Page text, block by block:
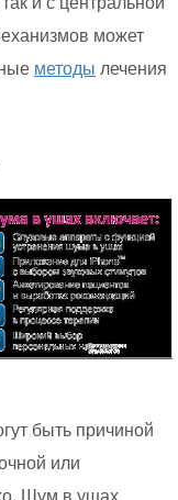
может
методы лечения
быть причиной
или